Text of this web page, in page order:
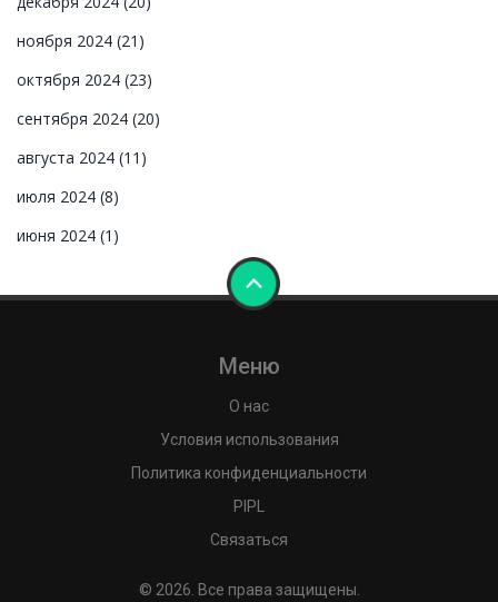
ноября 2024 (21)
октября 2024 (23)
сентября 2024 (20)
августа 2024 (11)
июля 2024 (8)
июня 2024 (1)
Меню
О нас
Условия использования
Политика конфиденциальности
PIPL
Связаться
© 2026. Все права защищены.